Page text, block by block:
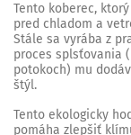
Tento koberec,
pred chladom a
Stále sa vyrába z
proces splsťovania
potokoch) mu
štýl.
Tento ekologicky
pomáha zlepšiť